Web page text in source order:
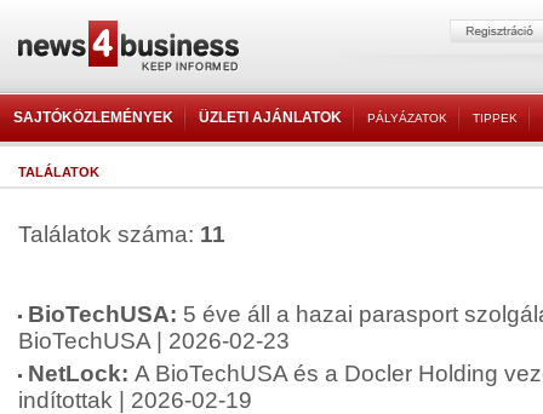
SAJTÓKÖZLEMÉNYEK ÜZLETI AJÁNLATOK PÁLYÁZATOK TIPPEK
TALÁLATOK
Találatok száma: 11
BioTechUSA: 5 éve áll a hazai parasport
BioTechUSA | 2026-02-23
NetLock: A BioTechUSA és a Docler Holding
indítottak | 2026-02-19